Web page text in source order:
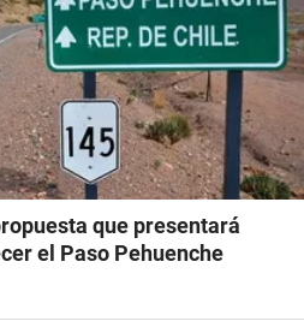
que presentará
el Paso Pehuenche